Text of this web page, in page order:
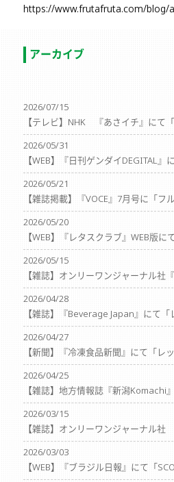
https://www.frutafruta.com/blog/
アーカイブ
2026/07/15
2026/05/31
2026/05/21
2026/05/20
2026/05/15
2026/04/28
2026/04/27
2026/04/25
2026/03/15
2026/03/03